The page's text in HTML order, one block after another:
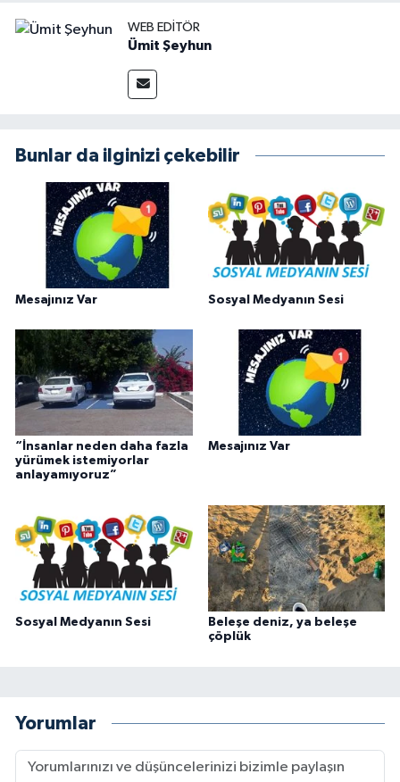
WEB EDITÖR
Ümit Şeyhun
Bunlar da ilginizi çekebilir
Mesajınız Var Sosyal Medyanın Sesi
“İnsanlar neden daha fazla
yürümek istemiyorlar
anlayamıyoruz”
Mesajınız Var
Sosyal Medyanın Sesi
Beleşe deniz, ya beleşe
çöplük
Yorumlar